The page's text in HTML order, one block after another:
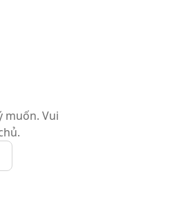
muốn. Vui